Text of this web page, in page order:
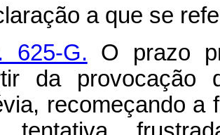
a que se
625-G. O prazo
da provocação
recomeçando a